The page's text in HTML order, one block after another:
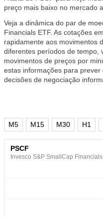
preço mais baixo no mercado
Veja a dinâmica do par de
Financials ETF. As cotações
rapidamente aos movimentos
diferentes períodos de tempo,
movimentos de preços por
estas informações para
decisões de negociação
M5 M15 M30 H1
PSCF
Invesco S&P SmallCap